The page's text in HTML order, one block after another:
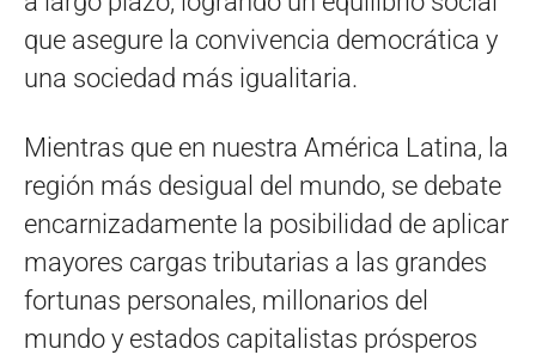
que asegure la convivencia democrática y
una sociedad más igualitaria.
Mientras que en nuestra América Latina, la
región más desigual del mundo, se debate
encarnizadamente la posibilidad de aplicar
mayores cargas tributarias a las grandes
fortunas personales, millonarios del
mundo y estados capitalistas prósperos